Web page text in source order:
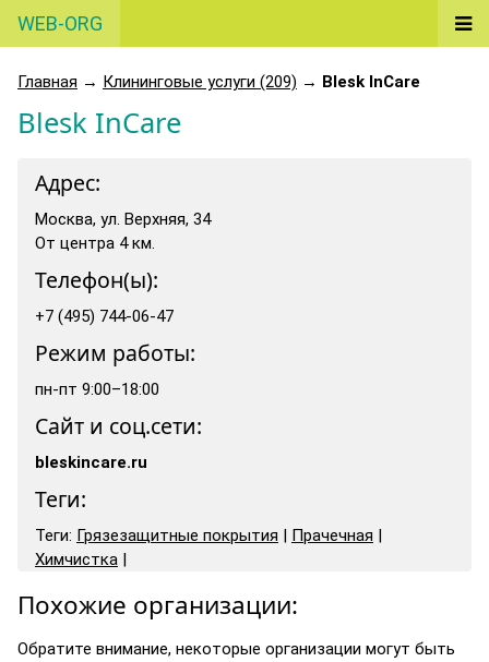
WEB-ORG
Главная → Клининговые услуги (209) → Blesk InCare
Blesk InCare
Адрес:
Москва, ул. Верхняя, 34
От центра 4 км.
Телефон(ы):
+7 (495) 744-06-47
Режим работы:
пн-пт 9:00–18:00
Сайт и соц.сети:
bleskincare.ru
Теги:
Теги: Грязезащитные покрытия | Прачечная |
Химчистка |
Похожие организации:
Обратите внимание, некоторые организации могут быть